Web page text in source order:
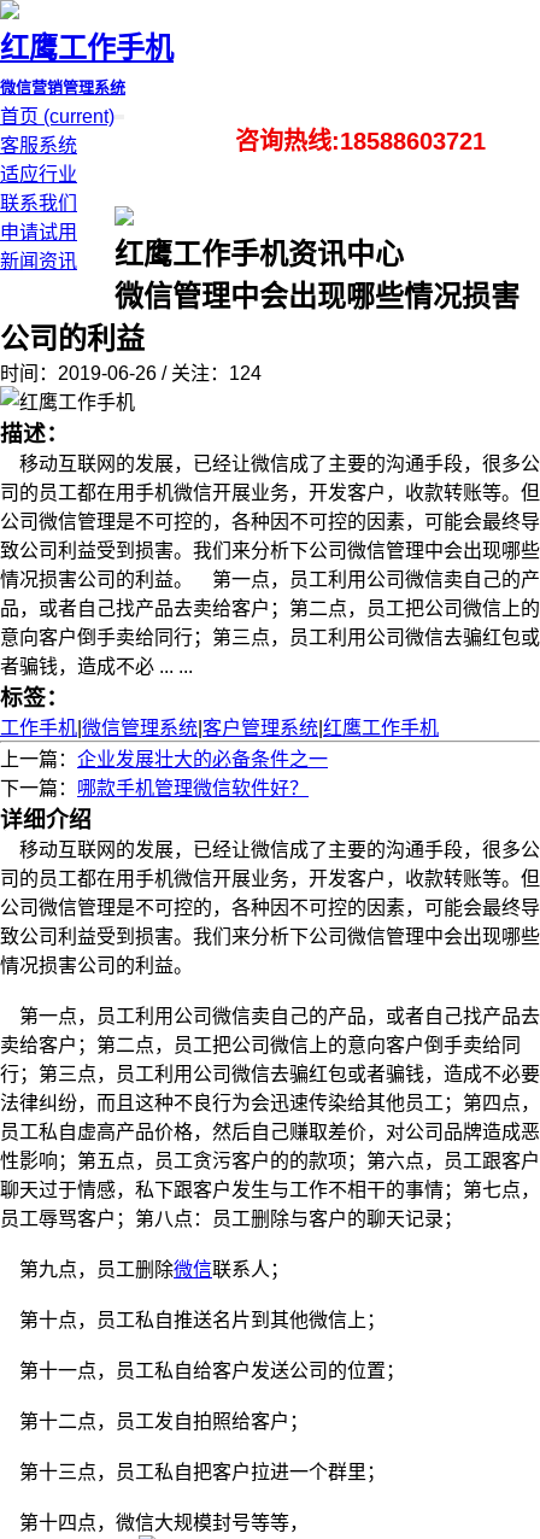
红鹰工作手机
微信营销管理系统
首页 (current)
客服系统
适应行业
联系我们
申请试用
新闻资讯
咨询热线:18588603721
红鹰工作手机资讯中心
微信管理中会出现哪些情况损害
公司的利益
时间：2019-06-26 / 关注：124
描述：
移动互联网的发展，已经让微信成了主要的沟通手段，很多公
司的员工都在用手机微信开展业务，开发客户，收款转账等。但
公司微信管理是不可控的，各种因不可控的因素，可能会最终导
致公司利益受到损害。我们来分析下公司微信管理中会出现哪些
情况损害公司的利益。 第一点，员工利用公司微信卖自己的产
品，或者自己找产品去卖给客户；第二点，员工把公司微信上的
意向客户倒手卖给同行；第三点，员工利用公司微信去骗红包或
者骗钱，造成不必 ... ...
标签：
工作手机 微信管理系统 客户管理系统 红鹰工作手机
上一篇： 企业发展壮大的必备条件之一
下一篇： 哪款手机管理微信软件好？
详细介绍
移动互联网的发展，已经让微信成了主要的沟通手段，很多公
司的员工都在用手机微信开展业务，开发客户，收款转账等。但
公司微信管理是不可控的，各种因不可控的因素，可能会最终导
致公司利益受到损害。我们来分析下公司微信管理中会出现哪些
情况损害公司的利益。
第一点，员工利用公司微信卖自己的产品，或者自己找产品去
卖给客户；第二点，员工把公司微信上的意向客户倒手卖给同
行；第三点，员工利用公司微信去骗红包或者骗钱，造成不必要
法律纠纷，而且这种不良行为会迅速传染给其他员工；第四点，
员工私自虚高产品价格，然后自己赚取差价，对公司品牌造成恶
性影响；第五点，员工贪污客户的的款项；第六点，员工跟客户
聊天过于情感，私下跟客户发生与工作不相干的事情；第七点，
员工辱骂客户；第八点：员工删除与客户的聊天记录；
第九点，员工删除微信联系人；
第十点，员工私自推送名片到其他微信上；
第十一点，员工私自给客户发送公司的位置；
第十二点，员工发自拍照给客户；
第十三点，员工私自把客户拉进一个群里；
第十四点，微信大规模封号等等，